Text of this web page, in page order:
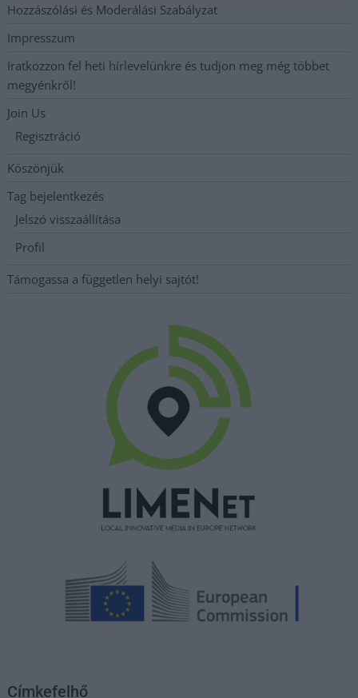
Hozzászólási és Moderálási Szabályzat
Impresszum
Iratkozzon fel heti hírlevelünkre és tudjon meg még többet
megyénkről!
Join Us
Regisztráció
Köszönjük
Tag bejelentkezés
Jelszó visszaállítása
Profil
Támogassa a független helyi sajtót!
Címkefelhő